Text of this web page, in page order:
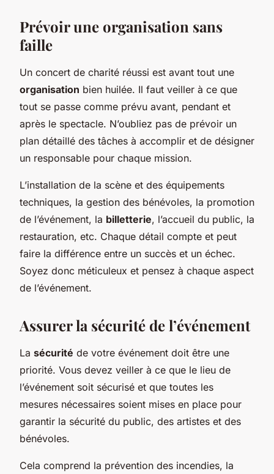
Prévoir une organisation sans
faille
Un concert de charité réussi est avant tout une
organisation bien huilée. Il faut veiller à ce que
tout se passe comme prévu avant, pendant et
après le spectacle. N’oubliez pas de prévoir un
plan détaillé des tâches à accomplir et de désigner
un responsable pour chaque mission.
L’installation de la scène et des équipements
techniques, la gestion des bénévoles, la promotion
de l’événement, la billetterie, l’accueil du public, la
restauration, etc. Chaque détail compte et peut
faire la différence entre un succès et un échec.
Soyez donc méticuleux et pensez à chaque aspect
de l’événement.
Assurer la sécurité de l’événement
La sécurité de votre événement doit être une
priorité. Vous devez veiller à ce que le lieu de
l’événement soit sécurisé et que toutes les
mesures nécessaires soient mises en place pour
garantir la sécurité du public, des artistes et des
bénévoles.
Cela comprend la prévention des incendies, la